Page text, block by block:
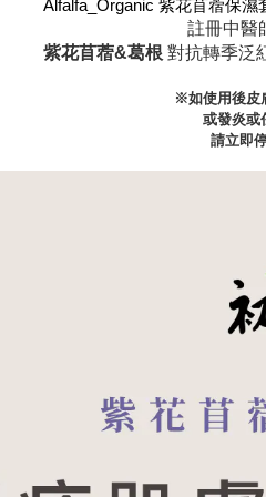
Alfalfa_Organic 紫花苜蓿保
註冊中醫
紫花苜蓿&葛根 對抗轉季泛
※如使用後皮
或發炎或
請立即